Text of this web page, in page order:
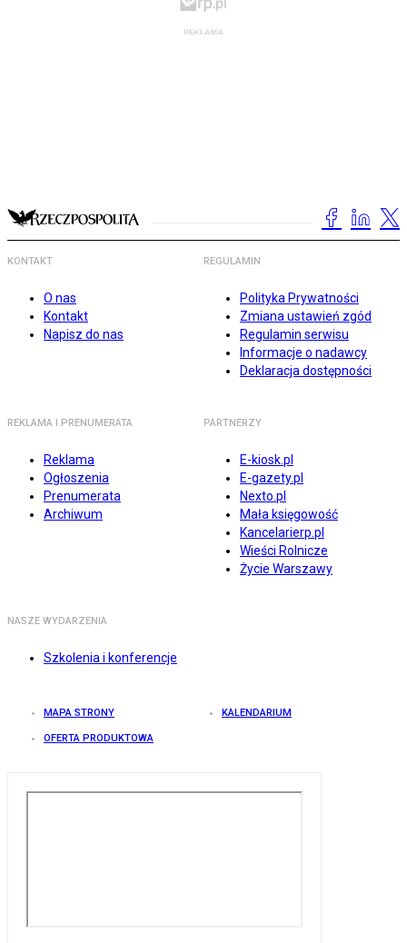
KONTAKT
O nas
Kontakt
Napisz do nas
REGULAMIN
Polityka Prywatności
Zmiana ustawień zgód
Regulamin serwisu
Informacje o nadawcy
Deklaracja dostępności
REKLAMA I PRENUMERATA
Reklama
Ogłoszenia
Prenumerata
Archiwum
PARTNERZY
E-kiosk.pl
E-gazety.pl
Nexto.pl
Mała księgowość
Kancelarierp.pl
Wieści Rolnicze
Życie Warszawy
NASZE WYDARZENIA
Szkolenia i konferencje
MAPA STRONY KALENDARIUM
OFERTA PRODUKTOWA